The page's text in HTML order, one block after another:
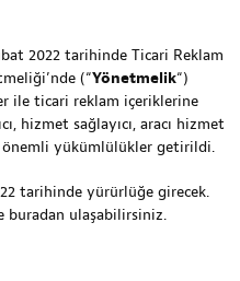
2022 tarihinde Ticari Reklam
(“Yönetmelik“)
ile ticari reklam içeriklerine
hizmet sağlayıcı, aracı hizmet
önemli yükümlülükler getirildi.
tarihinde yürürlüğe girecek.
buradan ulaşabilirsiniz.